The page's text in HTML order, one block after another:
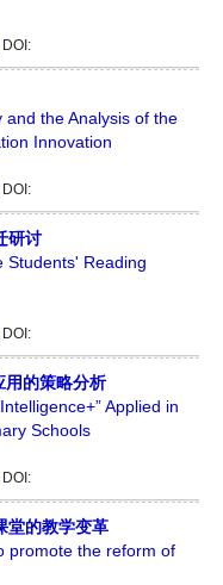
DOI:
and the Analysis of the
Innovation
DOI:
研讨
Students' Reading
DOI:
的策略分析
Applied in
Schools
DOI:
堂的教学变革
promote the reform of